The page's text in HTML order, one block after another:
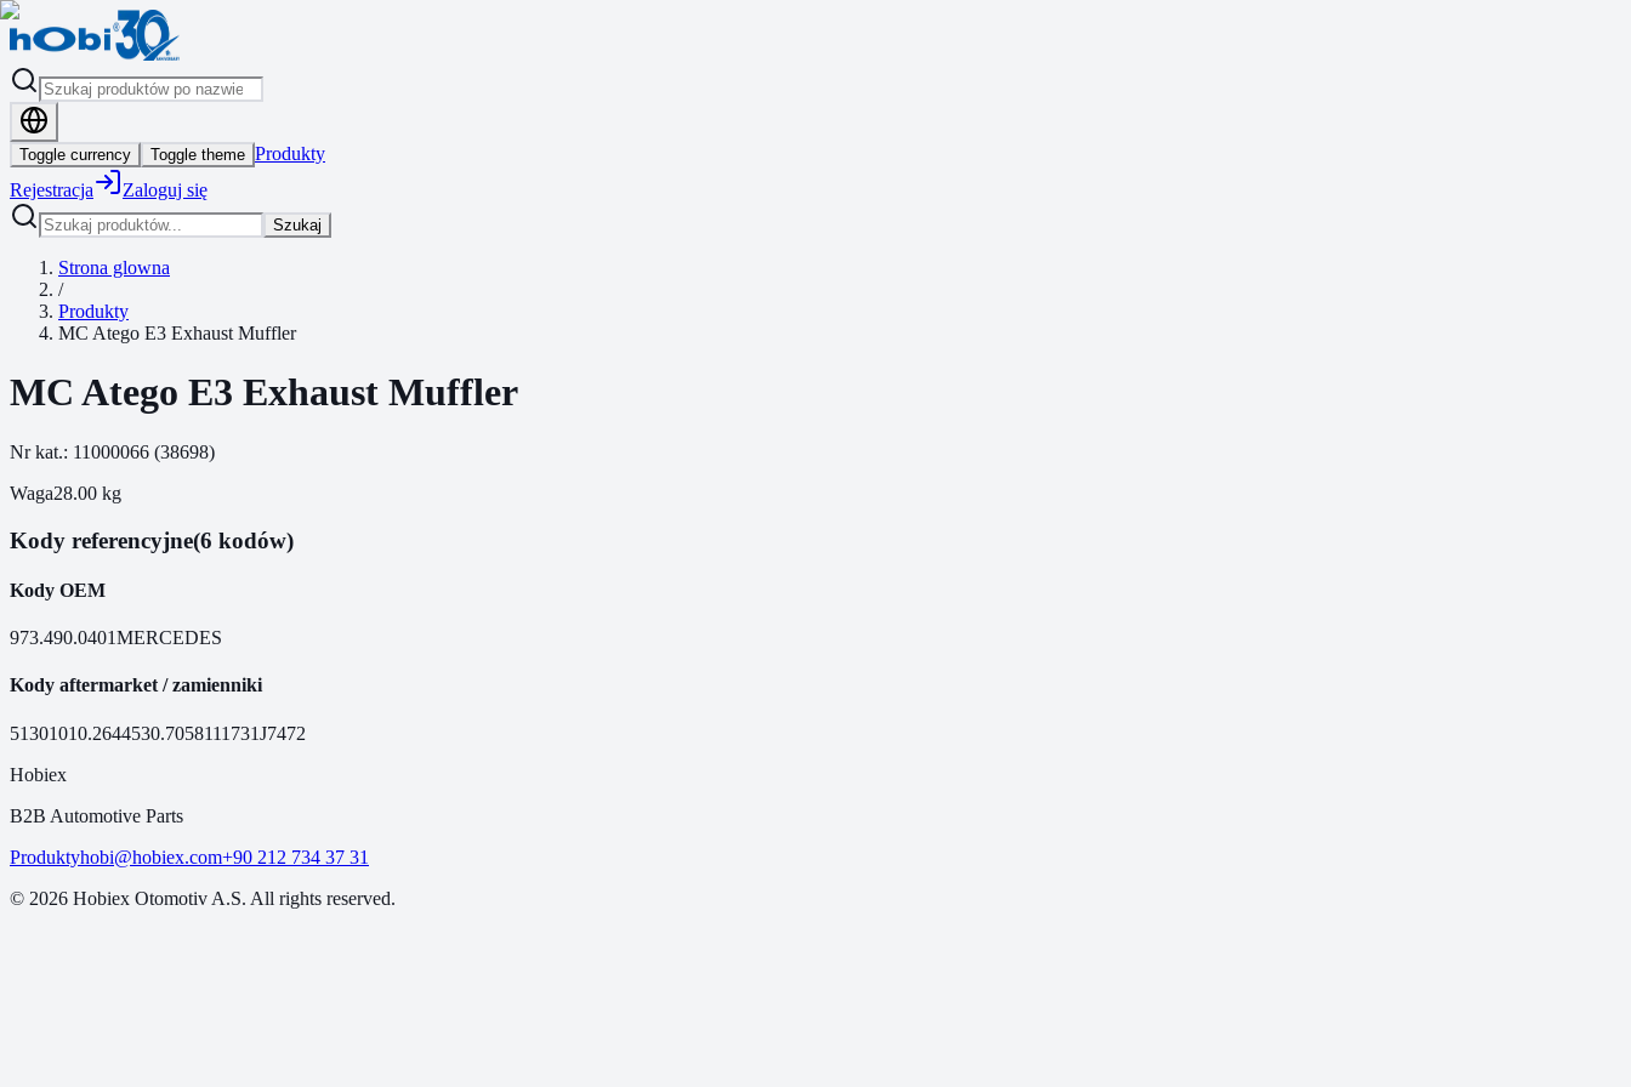
Toggle currency Toggle theme Produkty
Rejestracja
Zaloguj się
Szukaj
Strona glowna
/
Produkty
MC Atego E3 Exhaust Muffler
MC Atego E3 Exhaust Muffler
Nr kat.: 11000066 (38698)
Waga28.00 kg
Kody referencyjne(6 kodów)
Kody OEM
973.490.0401MERCEDES
Kody aftermarket / zamienniki
51301010.2644530.7058111731J7472
Hobiex
B2B Automotive Parts
Produktyhobi@hobiex.com+90 212 734 37 31
© 2026 Hobiex Otomotiv A.S. All rights reserved.